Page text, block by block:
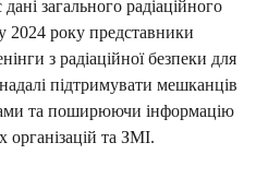
загального радіаційного
2024 року представники
з радіаційної безпеки для
підтримувати мешканців
та поширюючи інформацію
організацій та ЗМІ.